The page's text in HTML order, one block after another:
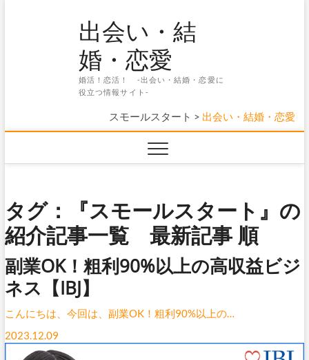
出会い・結
婚・恋愛
婚活！恋活！ -出会い・結婚・恋愛に
役立つ情報サイト-
スモールスタート > 出会い・結婚・恋愛
タグ：『スモールスタート』の
紹介記事一覧 最新記事 順
副業OK！粗利90%以上の高収益ビジ
ネス【IBJ】
こんにちは、今回は​​、副業OK！粗利90%以上の…
2023.12.09